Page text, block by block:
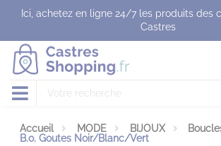
Ici, achetez en ligne 24/7 les produits des
Castres
Accueil MODE BIJOUX
B.o. Goutes Noir/Blanc/Vert
Panneau de gestion des cookies